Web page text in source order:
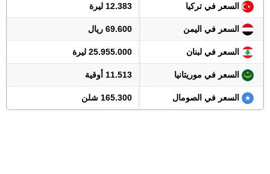
السعر في تركيا 12.383 ليرة
السعر في اليمن 69.600 ريال
السعر في لبنان 25.955.000 ليرة
السعر في موريتانيا 11.513 أوقية
السعر في الصومال 165.300 شلن